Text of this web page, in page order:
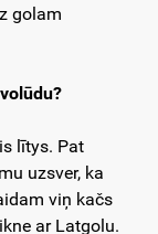
golam
lītys. Pat
uzsver, ka
viņ kačs
ar Latgolu.